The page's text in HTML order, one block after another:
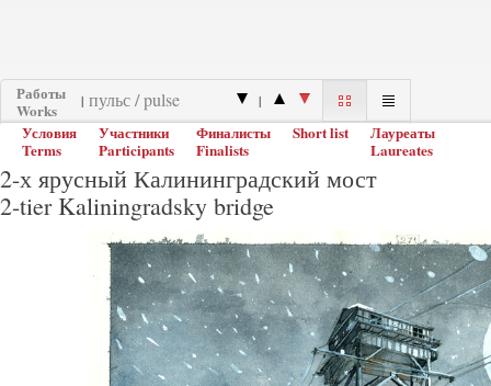
Работы
Works
| |
Условия
Terms
Участники
Participants
Финалисты
Finalists
Short list
Лауреаты
Laureates
2-х ярусный Калининградский мост
2-tier Kaliningradsky bridge